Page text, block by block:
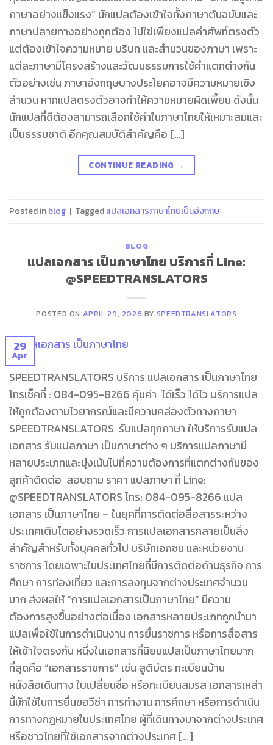
ภาษาอย่างแข็งแรง” นักแปลต้องเข้าใจทั้งภาษาต้นฉบับและ
ภาษาปลายทางอย่างถูกต้อง ไม่ใช่เพียงแปลคำศัพท์ตรงตัว
แต่ต้องเข้าใจความหมาย บริบท และสำนวนของภาษา เพราะ
แต่ละภาษามีโครงสร้างและวัฒนธรรมการใช้คำแตกต่างกัน
ตัวอย่างเช่น ภาษาอังกฤษบางประโยคอาจมีความหมายเชิง
สำนวน หากแปลตรงตัวอาจทำให้ความหมายผิดเพี้ยน ดังนั้น
นักแปลที่ดีต้องสามารถเลือกใช้คำในภาษาไทยให้เหมาะสมและ
เป็นธรรมชาติ อีกคุณสมบัติสำคัญคือ […]
CONTINUE READING →
Posted inblog | Taggedแปลเอกสารภาษาไทยเป็นอังกฤษ
BLOG
แปลเอกสาร เป็นภาษาไทย บริการที่ Line:
@SPEEDTRANSLATORS
POSTED ON APRIL 29, 2026 BY SPEEDTRANSLATORS
29
Apr
SPEEDTRANSLATORS บริการ แปลเอกสาร เป็นภาษาไทย
โทรเช็คที่ : 084-095-8266 คุ้มค่า ได้เร็ว ได้ไว บริการแปล
ให้ถูกต้องตามไวยากรณ์และมีความคล่องตัวทางภาษา
SPEEDTRANSLATORS รับแปลทุกภาษา ให้บริการรับแปล
เอกสาร รับแปลภาษา เป็นภาษาต่าง ๆ บริการแปลภาษามี
หลายประเภทและมุ่งเน้นไปที่ความต้องการที่แตกต่างกันของ
ลูกค้าติดต่อ สอบถาม ราคา แปลภาษา ที่ Line:
@SPEEDTRANSLATORS โทร: 084-095-8266 แปล
เอกสาร เป็นภาษาไทย – ในยุคที่การติดต่อสื่อสารระหว่าง
ประเทศเติบโตอย่างรวดเร็ว การแปลเอกสารกลายเป็นสิ่ง
สำคัญสำหรับทั้งบุคคลทั่วไป บริษัทเอกชน และหน่วยงาน
ราชการ โดยเฉพาะในประเทศไทยที่มีการติดต่อด้านธุรกิจ การ
ศึกษา การท่องเที่ยว และการลงทุนจากต่างประเทศจำนวน
มาก ส่งผลให้ “การแปลเอกสารเป็นภาษาไทย” มีความ
ต้องการสูงขึ้นอย่างต่อเนื่อง เอกสารหลายประเภทถูกนำมา
แปลเพื่อใช้ในการดำเนินงาน การยื่นราชการ หรือการสื่อสาร
ให้เข้าใจตรงกัน หนึ่งในเอกสารที่นิยมแปลเป็นภาษาไทยมาก
ที่สุดคือ “เอกสารราชการ” เช่น สูติบัตร ทะเบียนบ้าน
หนังสือเดินทาง ใบเปลี่ยนชื่อ หรือทะเบียนสมรส เอกสารเหล่า
นี้มักใช้ในการยื่นขอวีซ่า การทำงาน การศึกษา หรือการดำเนิน
การทางกฎหมายในประเทศไทย ผู้ที่เดินทางมาจากต่างประเทศ
หรือชาวไทยที่ใช้เอกสารจากต่างประเทศ […]